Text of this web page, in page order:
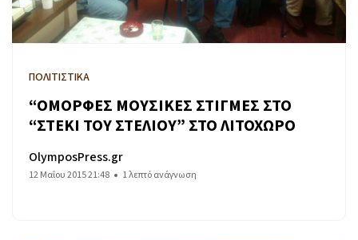
ΠΟΛΙΤΙΣΤΙΚΑ
“ΟΜΟΡΦΕΣ ΜΟΥΣΙΚΕΣ ΣΤΙΓΜΕΣ ΣΤΟ
“ΣΤΕΚΙ ΤΟΥ ΣΤΕΛΙΟΥ” ΣΤΟ ΛΙΤΟΧΩΡΟ
OlymposPress.gr
12 Μαΐου 2015 21:48 1 λεπτό ανάγνωση